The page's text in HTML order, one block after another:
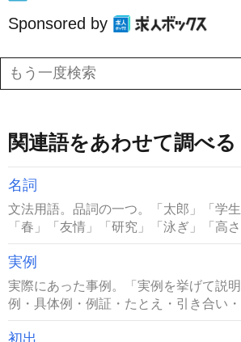
Sponsored by
関連語をあわせて調べる
名詞
文法用語。品詞の一つ。「太郎」「学生
「春」「友情」「研究」「泳ぎ」「高
実例
実際にあった事例。「実例を挙げて説
例・具体例・例証・たとえ・引き合い・
初出